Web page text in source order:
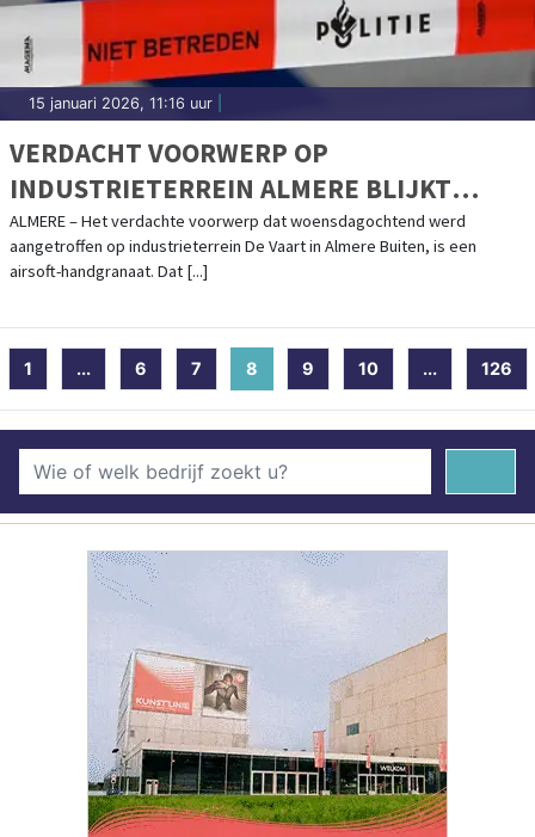
15 januari 2026, 11:16 uur
VERDACHT VOORWERP OP
INDUSTRIETERREIN ALMERE BLIJKT
AIRSOFT-GRANAAT
ALMERE – Het verdachte voorwerp dat woensdagochtend werd
aangetroffen op industrieterrein De Vaart in Almere Buiten, is een
airsoft-handgranaat. Dat [...]
1 ... 6 7 8 (current)
9 10 ... 126